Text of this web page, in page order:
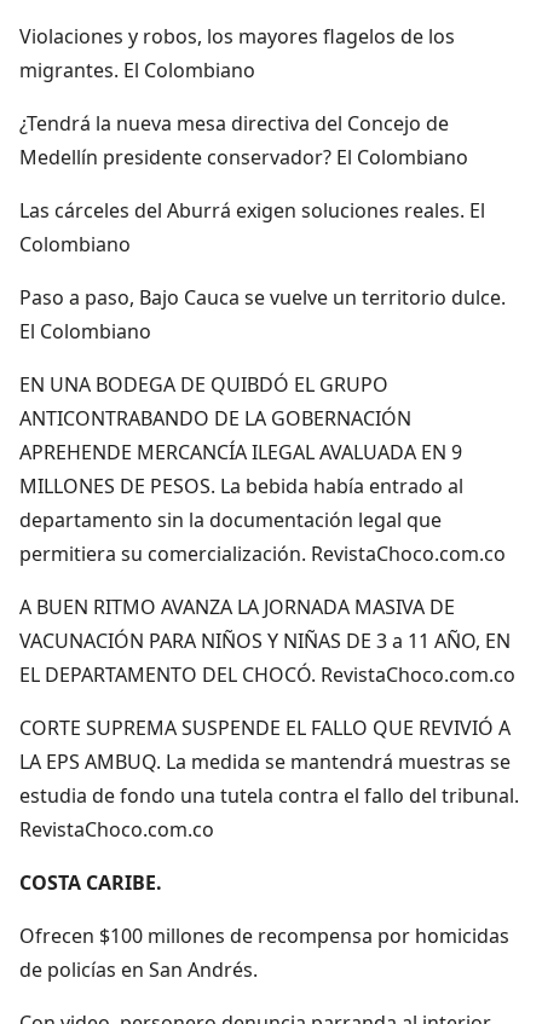
Violaciones y robos, los mayores flagelos de los
migrantes. El Colombiano
¿Tendrá la nueva mesa directiva del Concejo de
Medellín presidente conservador? El Colombiano
Las cárceles del Aburrá exigen soluciones reales. El
Colombiano
Paso a paso, Bajo Cauca se vuelve un territorio dulce.
El Colombiano
EN UNA BODEGA DE QUIBDÓ EL GRUPO
ANTICONTRABANDO DE LA GOBERNACIÓN
APREHENDE MERCANCÍA ILEGAL AVALUADA EN 9
MILLONES DE PESOS. La bebida había entrado al
departamento sin la documentación legal que
permitiera su comercialización. RevistaChoco.com.co
A BUEN RITMO AVANZA LA JORNADA MASIVA DE
VACUNACIÓN PARA NIÑOS Y NIÑAS DE 3 a 11 AÑO, EN
EL DEPARTAMENTO DEL CHOCÓ. RevistaChoco.com.co
CORTE SUPREMA SUSPENDE EL FALLO QUE REVIVIÓ A
LA EPS AMBUQ. La medida se mantendrá muestras se
estudia de fondo una tutela contra el fallo del tribunal.
RevistaChoco.com.co
COSTA CARIBE.
Ofrecen $100 millones de recompensa por homicidas
de policías en San Andrés.